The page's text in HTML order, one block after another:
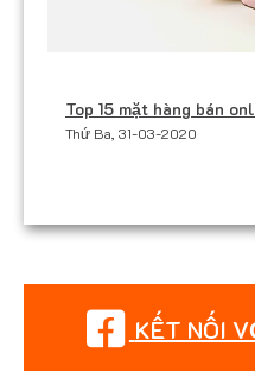
Top 15 mặt hàng bán
Thứ Ba, 31-03-2020
KẾT NỐI